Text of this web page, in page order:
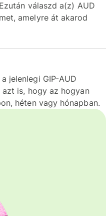
válaszd a(z) AUD
amelyre át akarod
jelenlegi GIP-AUD
is, hogy az hogyan
héten vagy hónapban.